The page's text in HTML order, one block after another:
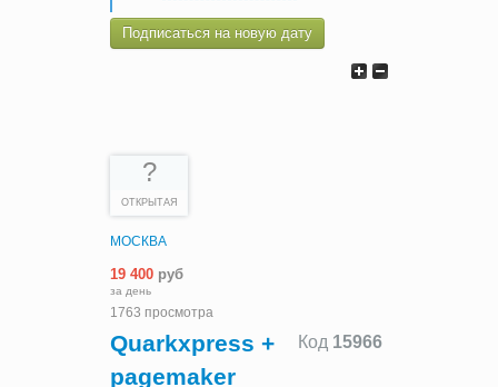
Подписаться на новую дату
?
ОТКРЫТАЯ
МОСКВА
19 400 руб
за день
1763 просмотра
Код 15966
Quarkxpress +
pagemaker